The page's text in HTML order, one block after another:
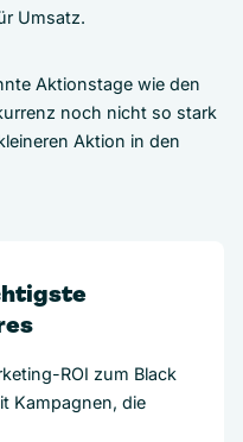
Umsatz.
Aktionstage wie den
noch nicht so stark
Aktion in den
ROI zum Black
Kampagnen, die